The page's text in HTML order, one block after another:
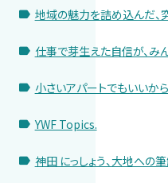
地域の魅力を詰め込んだ、
仕事で芽生えた自信が、みん
小さいアパートでもいいか
YWF Topics.
神田 にっしょう、大地への筆